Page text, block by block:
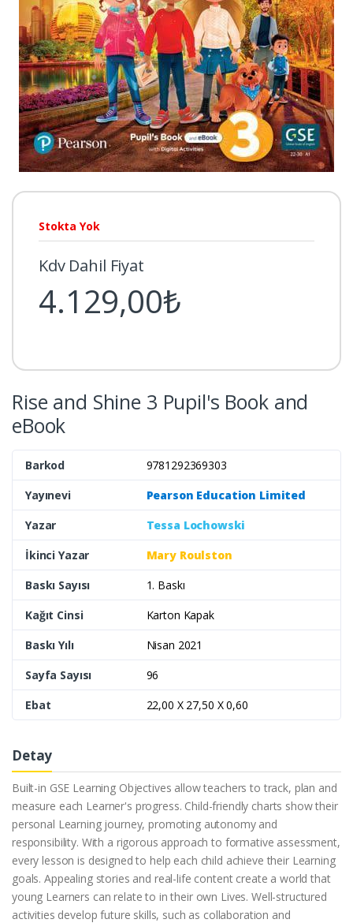
Rise and Shine 3 Pupil's Book and
eBook
Barkod
9781292369303
Yayınevi
Pearson Education Limited
Yazar
Tessa Lochowski
İkinci Yazar
Mary Roulston
Baskı Sayısı
1. Baskı
Kağıt Cinsi
Karton Kapak
Baskı Yılı
Nisan 2021
Sayfa Sayısı
96
Ebat
22,00 X 27,50 X 0,60
Stokta Yok
Kdv Dahil Fiyat
4.129,00₺
Detay
Built-in GSE Learning Objectives allow teachers to track, plan and
measure each Learner's progress. Child-friendly charts show their
personal Learning journey, promoting autonomy and
responsibility. With a rigorous approach to formative assessment,
every lesson is designed to help each child achieve their Learning
goals. Appealing stories and real-life content create a world that
young Learners can relate to in their own Lives. Well-structured
activities develop future skills, such as collaboration and